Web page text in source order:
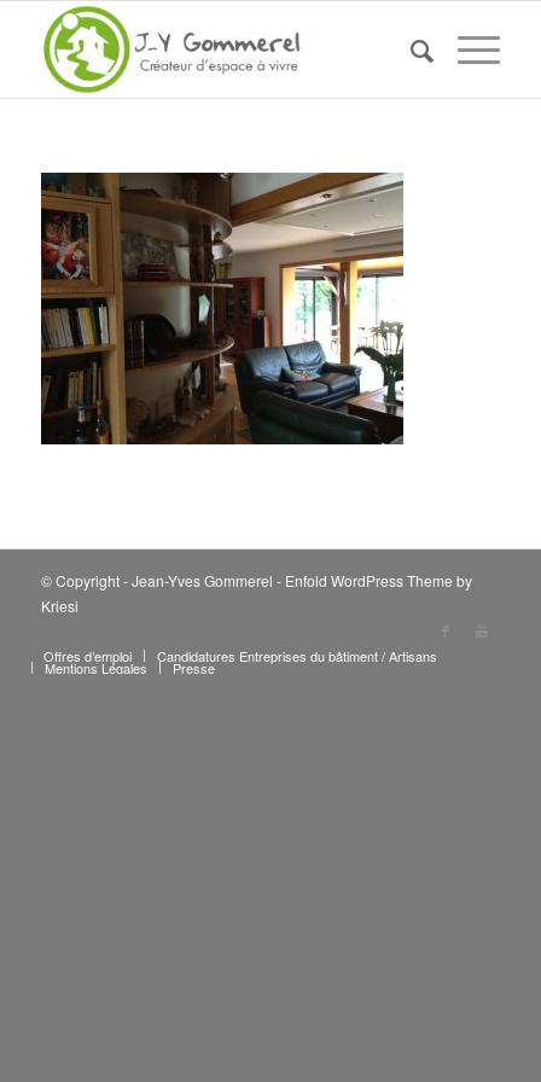
© Copyright - Jean-Yves Gommerel - Enfold WordPress Theme by
Kriesi
Offres d’emploi Candidatures Entreprises du bâtiment / Artisans
Mentions Légales Presse